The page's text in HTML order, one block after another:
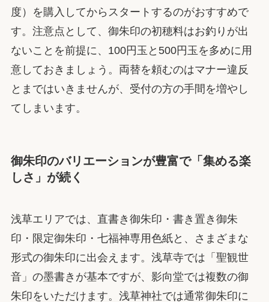
度）を購入してからスタートするのがおすすめで
す。注意点として、御朱印の初穂料はお釣りが出
ないことを前提に、100円玉と500円玉を多めに用
意しておきましょう。両替を頼むのはマナー違反
とまではいきませんが、受付の方の手間を増やし
てしまいます。
御朱印のバリエーションが豊富で「集める楽
しさ」が続く
浅草エリアでは、直書き御朱印・書き置き御朱
印・限定御朱印・七福神専用色紙と、さまざまな
形式の御朱印に出会えます。浅草寺では「聖観世
音」の墨書きが基本ですが、影向堂では複数の御
朱印をいただけます。浅草神社では通常御朱印に